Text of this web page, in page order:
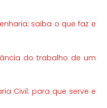
saiba o que faz e
do trabalho de um
Civil: para que serve e